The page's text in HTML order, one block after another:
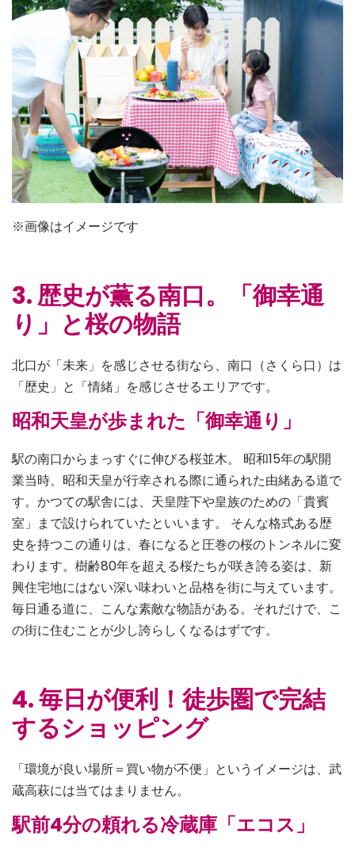
※画像はイメージです
3. 歴史が薫る南口。「御幸通
り」と桜の物語
北口が「未来」を感じさせる街なら、南口（さくら口）は
「歴史」と「情緒」を感じさせるエリアです。
昭和天皇が歩まれた「御幸通り」
駅の南口からまっすぐに伸びる桜並木。 昭和15年の駅開
業当時、昭和天皇が行幸される際に通られた由緒ある道で
す。かつての駅舎には、天皇陛下や皇族のための「貴賓
室」まで設けられていたといいます。 そんな格式ある歴
史を持つこの通りは、春になると圧巻の桜のトンネルに変
わります。樹齢80年を超える桜たちが咲き誇る姿は、新
興住宅地にはない深い味わいと品格を街に与えています。
毎日通る道に、こんな素敵な物語がある。それだけで、こ
の街に住むことが少し誇らしくなるはずです。
4. 毎日が便利！徒歩圏で完結
するショッピング
「環境が良い場所＝買い物が不便」というイメージは、武
蔵高萩には当てはまりません。
駅前4分の頼れる冷蔵庫「エコス」